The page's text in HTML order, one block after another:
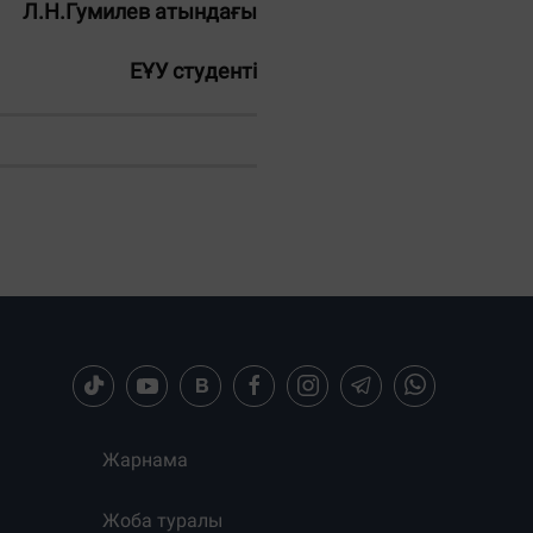
Л.Н.Гумилев атындағы
ЕҰУ студенті
Жарнама
Жоба туралы